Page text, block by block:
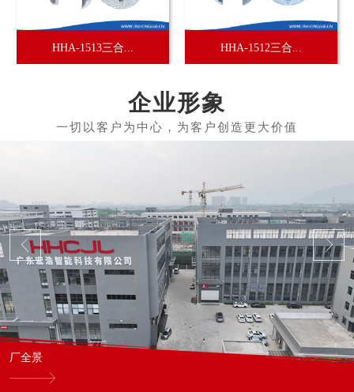
HHA-1513三合... HHA-1512三合...
企业形象
厂全景